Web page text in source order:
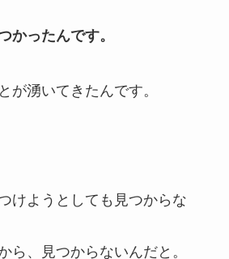
かったんです。
が湧いてきたんです。
けようとしても見つからな
ら、見つからないんだと。